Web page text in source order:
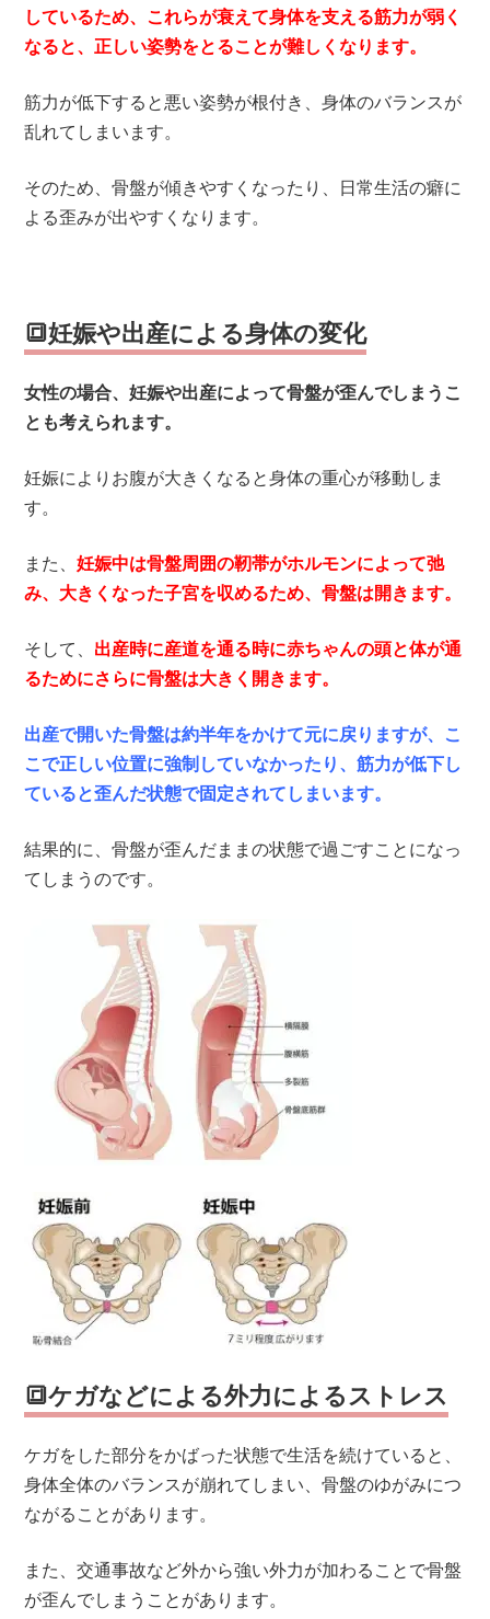
しているため、これらが衰えて身体を支える筋力が弱く
なると、正しい姿勢をとることが難しくなります。
筋力が低下すると悪い姿勢が根付き、身体のバランスが
乱れてしまいます。
そのため、骨盤が傾きやすくなったり、日常生活の癖に
よる歪みが出やすくなります。
🔳妊娠や出産による身体の変化
女性の場合、妊娠や出産によって骨盤が歪んでしまうこ
とも考えられます。
妊娠によりお腹が大きくなると身体の重心が移動しま
す。
また、妊娠中は骨盤周囲の靭帯がホルモンによって弛
み、大きくなった子宮を収めるため、骨盤は開きます。
そして、 出産時に産道を通る時に赤ちゃんの頭と体が通
るためにさらに骨盤は大きく開きます。
出産で開いた骨盤は約半年をかけて元に戻りますが、こ
こで正しい位置に強制していなかったり、筋力が低下し
ていると歪んだ状態で固定されてしまいます。
結果的に、骨盤が歪んだままの状態で過ごすことになっ
てしまうのです。
🔳ケガなどによる外力によるストレス
ケガをした部分をかばった状態で生活を続けていると、
身体全体のバランスが崩れてしまい、骨盤のゆがみにつ
ながることがあります。
また、交通事故など外から強い外力が加わることで骨盤
が歪んでしまうことがあります。